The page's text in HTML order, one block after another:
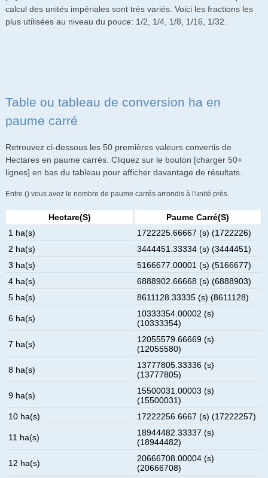
calcul des unités impériales sont très variés. Voici les fractions les
plus utilisées au niveau du pouce: 1/2, 1/4, 1/8, 1/16, 1/32.
Table ou tableau de conversion ha en
paume carré
Retrouvez ci-dessous les 50 premières valeurs convertis de
Hectares en paume carrés. Cliquez sur le bouton [charger 50+
lignes] en bas du tableau pour afficher davantage de résultats.
Entre () vous avez le nombre de paume carrés arrondis à l'unité près.
Hectare(s)
Paume Carré(s)
1 ha(s)
1722225.66667 (s) (1722226)
2 ha(s)
3444451.33334 (s) (3444451)
3 ha(s)
5166677.00001 (s) (5166677)
4 ha(s)
6888902.66668 (s) (6888903)
5 ha(s)
8611128.33335 (s) (8611128)
6 ha(s)
10333354.00002 (s)
(10333354)
7 ha(s)
12055579.66669 (s)
(12055580)
8 ha(s)
13777805.33336 (s)
(13777805)
9 ha(s)
15500031.00003 (s)
(15500031)
10 ha(s)
17222256.6667 (s) (17222257)
11 ha(s)
18944482.33337 (s)
(18944482)
12 ha(s)
20666708.00004 (s)
(20666708)